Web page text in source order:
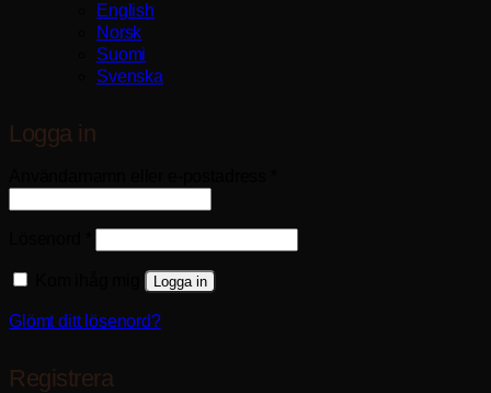
English
Norsk
Suomi
Svenska
Logga in
Logga in
Glömt ditt lösenord?
Registrera